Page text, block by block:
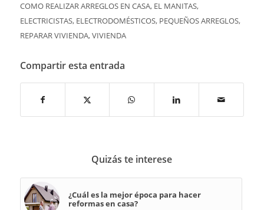
COMO REALIZAR ARREGLOS EN CASA, EL MANITAS,
ELECTRICISTAS, ELECTRODOMÉSTICOS, PEQUEÑOS ARREGLOS,
REPARAR VIVIENDA,VIVIENDA
Compartir esta entrada
Quizás te interese
¿Cuál es la mejor época para hacer
reformas en casa?